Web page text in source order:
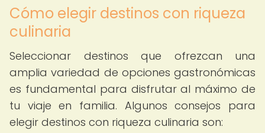
Cómo elegir destinos con riqueza
culinaria
Seleccionar destinos que ofrezcan una
amplia variedad de opciones gastronómicas
es fundamental para disfrutar al máximo de
tu viaje en familia. Algunos consejos para
elegir destinos con riqueza culinaria son: